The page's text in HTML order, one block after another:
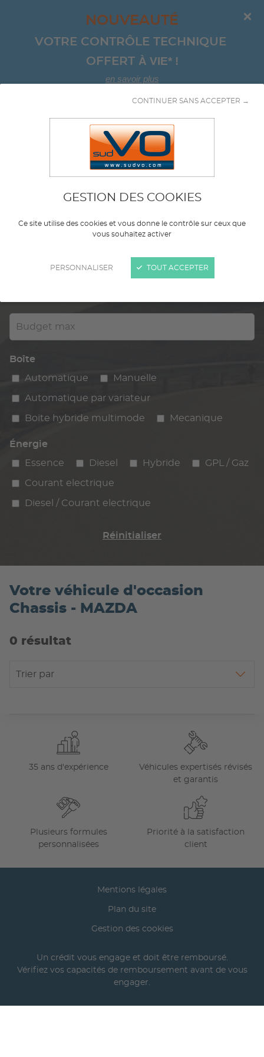
GESTION DES COOKIES
Ce site utilise des cookies et vous donne le contrôle sur ceux que
vous souhaitez activer
PERSONNALISER
CONTINUER SANS ACCEPTER →
TOUT ACCEPTER
NOUVEAUTÉ
VOTRE CONTRÔLE TECHNIQUE
OFFERT À VIE*!
en savoir plus
Aller au contenu
Budget max
Boîte
Automatique
Manuelle
Automatique par variateur
Boite hybride multimode Mecanique
Énergie
Essence
Diesel Hybride GPL / Gaz
Courant electrique
Diesel / Courant electrique
Réinitialiser
Votre véhicule d'occasion
Chassis - MAZDA
0 résultat
Trier par
35 ans d'expérience
Véhicules expertisés révisés
et garantis
Plusieurs formules
personnalisées
Priorité à la satisfaction
client
Mentions légales
Plan du site
Gestion des cookies
Un crédit vous engage et doit être remboursé.
Vérifiez vos capacités de remboursement avant de vous
engager.